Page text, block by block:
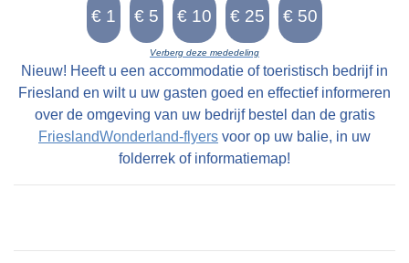
dus eigenaar van de stins op Walma state en
bezit de helft van de wijer (wier) op Suderburen.
Walma state ligt niet aan een doorgaande route.
De oude Middelzeedijk is eind 12e eeuw
grotendeels weggeslagen door een stormvloed,
waarschijnlijk in 1170. Het voetpad van
Folsgare naar Oosthem is de enige
landverbinding. Het pad is ongeschikt voor het
Verberg deze mededeling
Nieuw! Heeft u een accommodatie of toeristisch bedrijf in
Friesland en wilt u uw gasten goed en effectief informeren
over de omgeving van uw bedrijf bestel dan de gratis
FrieslandWonderland-flyers voor op uw balie, in uw
folderrek of informatiemap!